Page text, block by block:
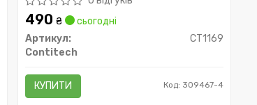
490₴
сьогодні
Артикул:
CT1169
Contitech
КУПИТИ Код: 309467-4